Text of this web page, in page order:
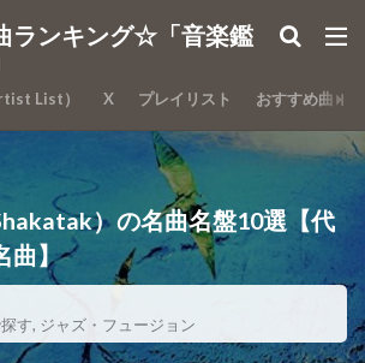
ランキング☆「音楽鑑
List） X プレイリスト おすすめ曲
）の名曲名盤10選【代
曲】
す, ジャズ・フュージョン
検索